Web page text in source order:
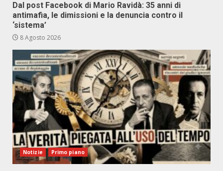
Dal post Facebook di Mario Ravidà: 35 anni di
antimafia, le dimissioni e la denuncia contro il
‘sistema’
8 Agosto 2026
Notizie Primo piano